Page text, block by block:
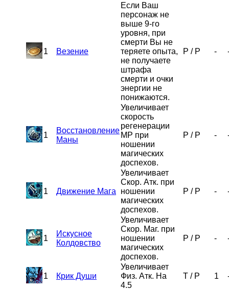
1 Везение
Если Ваш
персонаж не
выше 9-го
уровня, при
смерти Вы не
теряете опыта,
не получаете
штрафа
смерти и очки
энергии не
понижаются.
P / P -
1
Восстановление
Маны
Увеличивает
скорость
регенерации
MP при
ношении
магических
доспехов.
P / P -
1 Движение Мага
Увеличивает
Скор. Атк. при
ношении
магических
доспехов.
P / P -
1
Искусное
Колдовство
Увеличивает
Скор. Маг. при
ношении
магических
доспехов.
P / P -
1 Крик Души
Увеличивает
Физ. Атк. На
4.5
T / P 1